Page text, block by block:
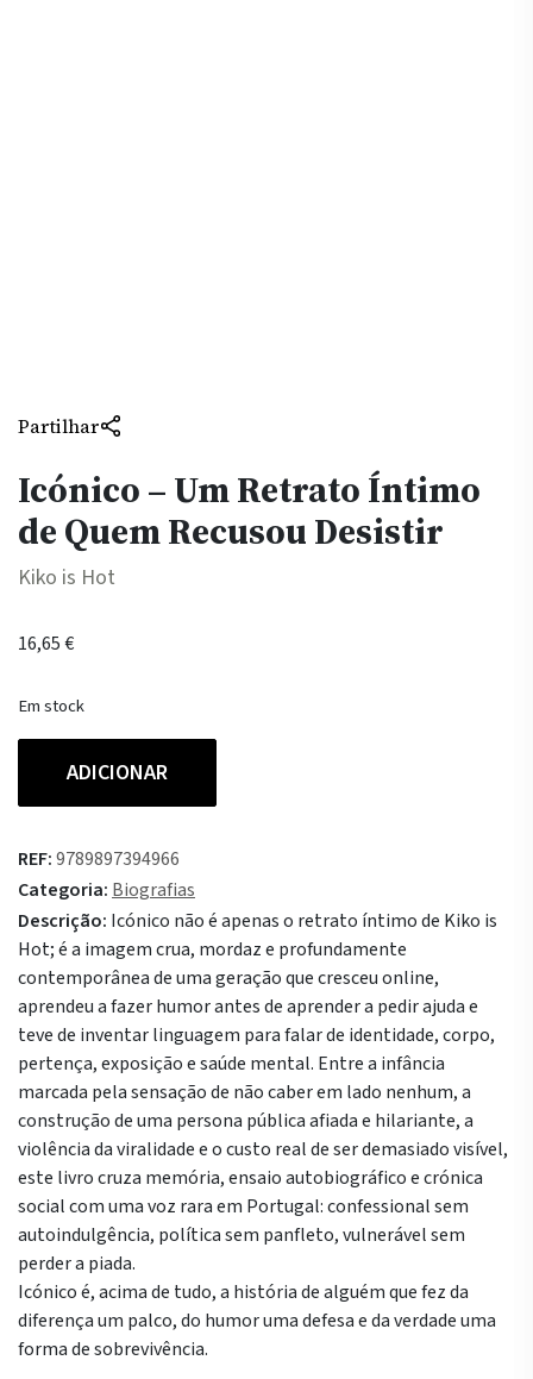
Partilhar
Icónico – Um Retrato Íntimo
de Quem Recusou Desistir
Kiko is Hot
16,65€
Em stock
Icónico
Um
Retrato
Íntimo
de
Quem
Recusou
Desistir
ADICIONAR
REF:9789897394966
Categoria: Biografias
Descrição: Icónico não é apenas o retrato íntimo de Kiko is
Hot; é a imagem crua, mordaz e profundamente
contemporânea de uma geração que cresceu online,
aprendeu a fazer humor antes de aprender a pedir ajuda e
teve de inventar linguagem para falar de identidade, corpo,
pertença, exposição e saúde mental. Entre a infância
marcada pela sensação de não caber em lado nenhum, a
construção de uma persona pública afiada e hilariante, a
violência da viralidade e o custo real de ser demasiado visível,
este livro cruza memória, ensaio autobiográfico e crónica
social com uma voz rara em Portugal: confessional sem
autoindulgência, política sem panfleto, vulnerável sem
perder a piada.
Icónico é, acima de tudo, a história de alguém que fez da
diferença um palco, do humor uma defesa e da verdade uma
forma de sobrevivência.